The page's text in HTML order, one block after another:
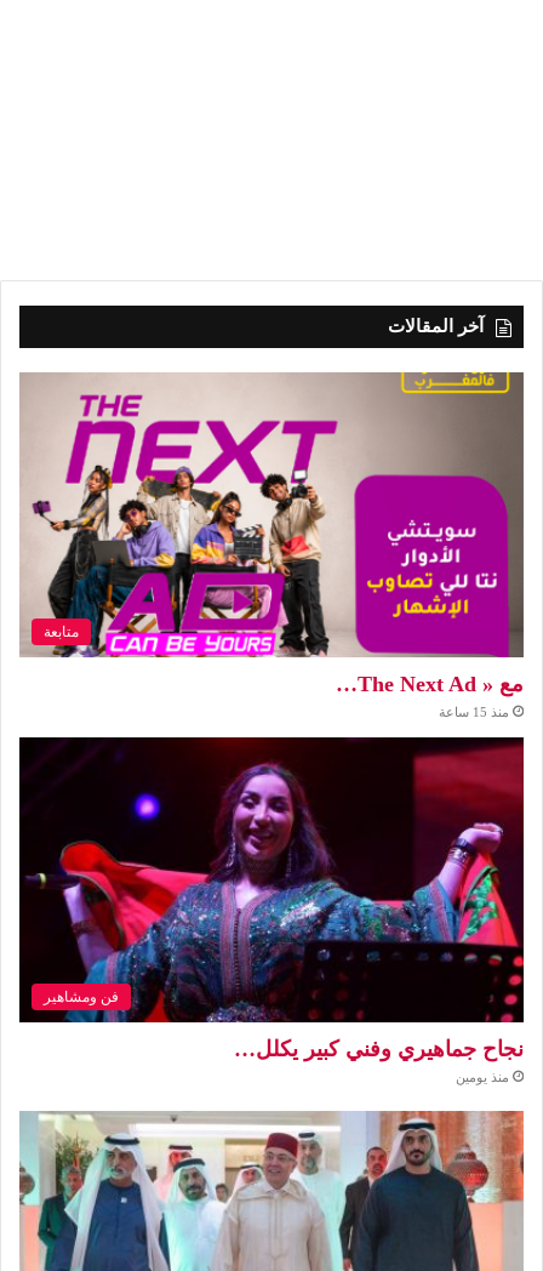
آخر المقالات
متابعة
مع « The Next Ad…
منذ 15 ساعة
فن ومشاهير
نجاح جماهيري وفني كبير يكلل…
منذ يومين